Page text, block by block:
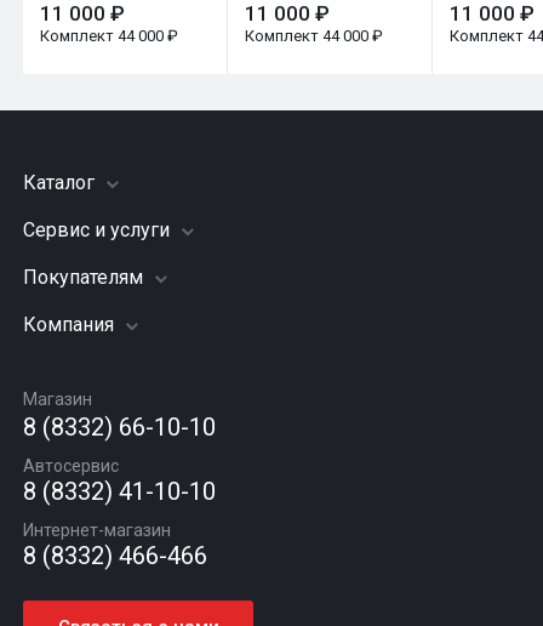
11 000 ₽
Комплект 44 000 ₽
11 000 ₽
Комплект 44 000 ₽
11 000 ₽
Комплект
Каталог
Шины
Грузовые шины
Диски
Автомасла
Сервис и услуги
Заправка кондиционера
Подвеска (ходовая часть)
Шиномонтаж
Покупателям
Акции
Гарантии и возврат
Компания
Вакансии
Новости
Статьи
Контакты
Магазин
8 (8332) 66-10-10
Автосервис
8 (8332) 41-10-10
Интернет-магазин
8 (8332) 466-466